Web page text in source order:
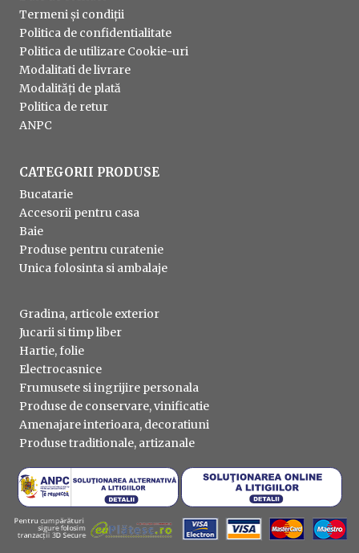
Termeni și condiții
Politica de confidentialitate
Politica de utilizare Cookie-uri
Modalitati de livrare
Modalități de plată
Politica de retur
ANPC
CATEGORII PRODUSE
Bucatarie
Accesorii pentru casa
Baie
Produse pentru curatenie
Unica folosinta si ambalaje
Gradina, articole exterior
Jucarii si timp liber
Hartie, folie
Electrocasnice
Frumusete si ingrijire personala
Produse de conservare, vinificatie
Amenajare interioara, decoratiuni
Produse traditionale, artizanale